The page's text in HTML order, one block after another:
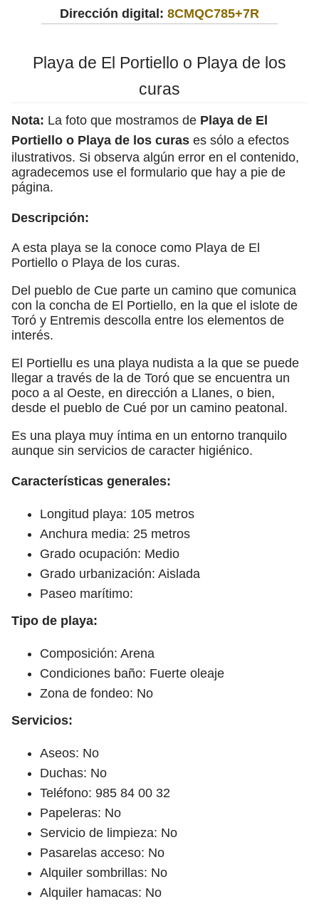
Dirección digital: 8CMQC785+7R
Playa de El Portiello o Playa de los
curas
Nota: La foto que mostramos de Playa de El
Portiello o Playa de los curas es sólo a efectos
ilustrativos. Si observa algún error en el contenido,
agradecemos use el formulario que hay a pie de
página.
Descripción:
A esta playa se la conoce como Playa de El
Portiello o Playa de los curas.
Del pueblo de Cue parte un camino que comunica
con la concha de El Portiello, en la que el islote de
Toró y Entremis descolla entre los elementos de
interés.
El Portiellu es una playa nudista a la que se puede
llegar a través de la de Toró que se encuentra un
poco a al Oeste, en dirección a Llanes, o bien,
desde el pueblo de Cué por un camino peatonal.
Es una playa muy íntima en un entorno tranquilo
aunque sin servicios de caracter higiénico.
Características generales:
Longitud playa: 105 metros
Anchura media: 25 metros
Grado ocupación: Medio
Grado urbanización: Aislada
Paseo marítimo:
Tipo de playa:
Composición: Arena
Condiciones baño: Fuerte oleaje
Zona de fondeo: No
Servicios:
Aseos: No
Duchas: No
Teléfono: 985 84 00 32
Papeleras: No
Servicio de limpieza: No
Pasarelas acceso: No
Alquiler sombrillas: No
Alquiler hamacas: No